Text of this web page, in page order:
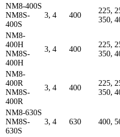
NM8-400S
NM8S-
400S
3, 4 400
225,
350,
NM8-
400H
NM8S-
400H
3, 4 400
225,
350,
NM8-
400R
NM8S-
400R
3, 4 400
225,
350,
NM8-630S
NM8S-
630S
3, 4 630 400,